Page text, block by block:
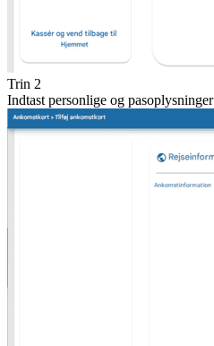
Trin 2
Indtast personlige og pasoplysninger